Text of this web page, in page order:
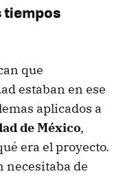
tiempos
que
estaban en ese
aplicados a
de México,
era el proyecto.
necesitaba de